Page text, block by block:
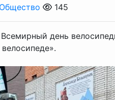
Общество 145
день